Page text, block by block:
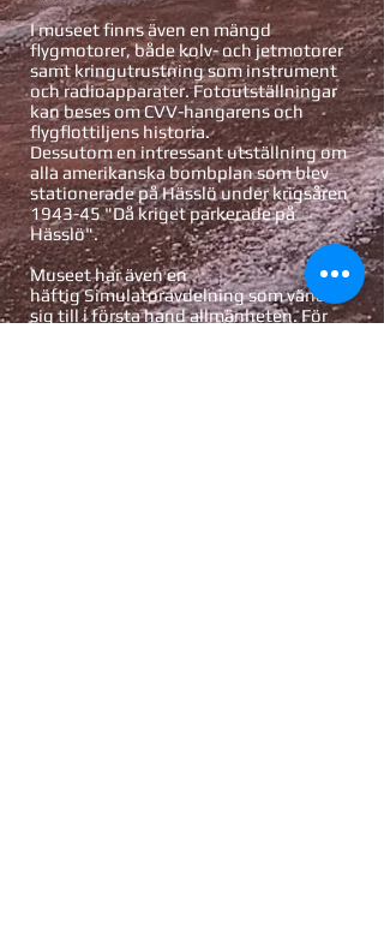
I museet finns även en mängd
flygmotorer, både kolv- och jetmotorer
samt kringutrustning som instrument
och radioapparater. Fotoutställningar
kan beses om CVV-hangarens och
flygflottiljens historia.
Dessutom en intressant utställning om
alla amerikanska bombplan som blev
stationerade på Hässlö under krigsåren
1943-45 "Då kriget parkerade på
Hässlö".
Museet har även en
häftigSimulatoravdelningsom vänder
sig till i första hand allmänheten. För